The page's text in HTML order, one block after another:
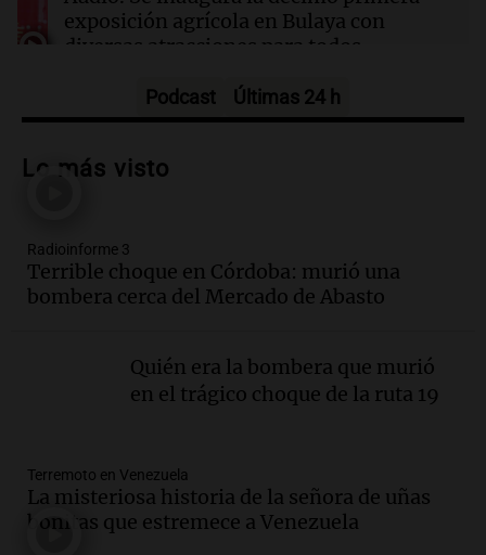
exposición agrícola en Bulaya con
diversas atracciones para todos
Audio.Se atrincheró la intendenta
tras ser destituida
Audio.Anuncian los ganadores de
premios en Cadena 3: más de 15.000
mensajes recibidos
La Rioja inicia pago de bonos y
avanza en discusión electoral y
Episodios
Audio.Los Tekis presentaron
"Cordillera y Mar" y llenaron de
Podcast Últimas 24 h
Lo más visto
Radioinforme 3
Terrible choque en Córdoba: murió una
bombera cerca del Mercado de Abasto
Quién era la bombera que murió
en el trágico choque de la ruta 19
Terremoto en Venezuela
La misteriosa historia de la señora de uñas
bonitas que estremece a Venezuela